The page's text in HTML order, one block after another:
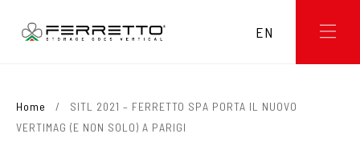
EN
Home /
SITL 2021 – FERRETTO SPA PORTA IL NUOVO
VERTIMAG (E NON SOLO) A PARIGI